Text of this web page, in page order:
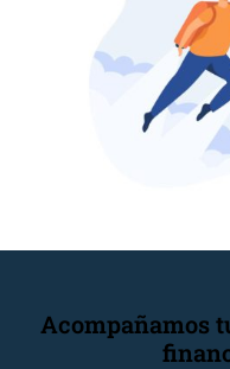
Acompañamos